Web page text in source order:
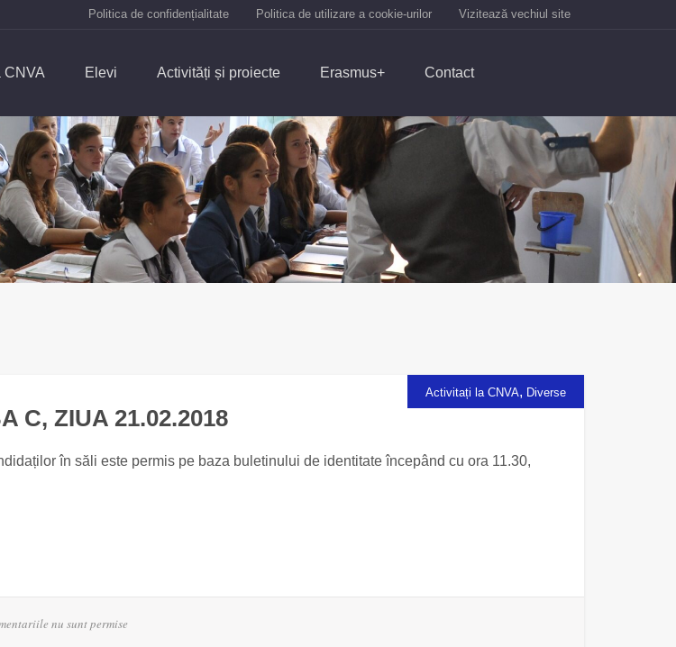
Politica de confidențialitate Politica de utilizare a cookie-urilor Vizitează vechiul site
CNVA Elevi Activități și proiecte Erasmus+ Contact
Activitați la CNVA, Diverse
C, ZIUA 21.02.2018
în săli este permis pe baza buletinului de identitate începând cu ora 11.30,
nu sunt permise